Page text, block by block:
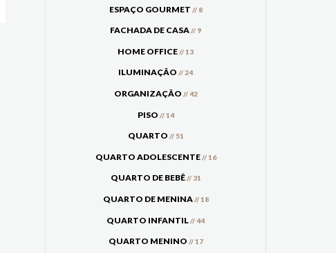
ESPAÇO GOURMET // 8
FACHADA DE CASA// 9
HOME OFFICE// 13
ILUMINAÇÃO// 24
ORGANIZAÇÃO // 42
PISO // 14
QUARTO // 51
QUARTO ADOLESCENTE// 16
QUARTO DE BEBÊ// 31
QUARTO DE MENINA// 18
QUARTO INFANTIL// 44
QUARTO MENINO // 17